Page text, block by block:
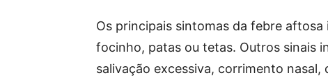
Os principais sintomas da febre
focinho, patas ou tetas. Outros sinais
salivação excessiva, corrimento